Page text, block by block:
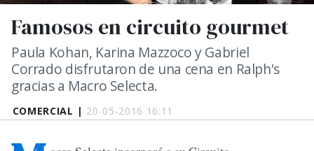
COMERCIAL | 20-05-2016 16:11
Famosos en circuito gourmet
Paula Kohan, Karina Mazzoco y Gabriel
Corrado disfrutaron de una cena en Ralph's
gracias a Macro Selecta.